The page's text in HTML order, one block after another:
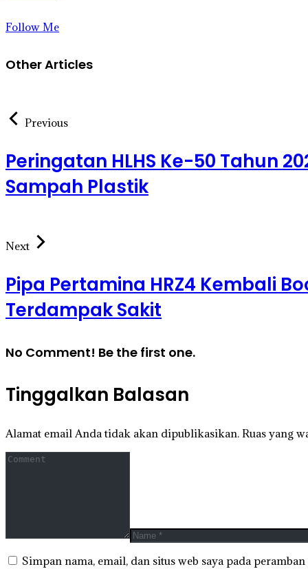
Follow Me
Other Articles
Previous
Peringatan HLHS Ke-50 Tahun
Sampah Plastik
Next
Pipa Pertamina HRZ4 Kembali
Terdampak Sakit
No Comment! Be the first one.
Tinggalkan Balasan
Alamat email Anda tidak akan dipublikasikan. Ruas yang
Simpan nama, email, dan situs web saya pada